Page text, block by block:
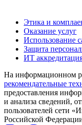
Этика и
Оказание услуг
Использование
Защита
ИТ
На информационном
рекомендательные
предоставления
и анализа сведений,
пользователей сети
Российской